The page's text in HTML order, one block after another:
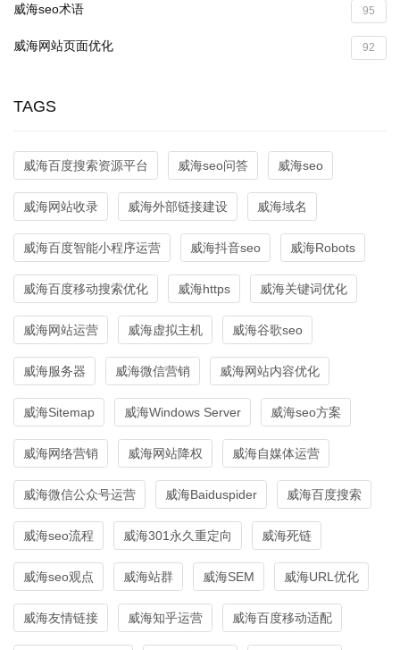
威海seo术语 95
威海网站页面优化 92
TAGS
威海百度搜索资源平台 威海seo问答 威海seo
威海网站收录 威海外部链接建设 威海域名
威海百度智能小程序运营 威海抖音seo 威海Robots
威海百度移动搜索优化 威海https 威海关键词优化
威海网站运营 威海虚拟主机 威海谷歌seo
威海服务器 威海微信营销 威海网站内容优化
威海Sitemap 威海Windows Server 威海seo方案
威海网络营销 威海网站降权 威海自媒体运营
威海微信公众号运营 威海Baiduspider 威海百度搜索
威海seo流程 威海301永久重定向 威海死链
威海seo观点 威海站群 威海SEM 威海URL优化
威海友情链接 威海知乎运营 威海百度移动适配